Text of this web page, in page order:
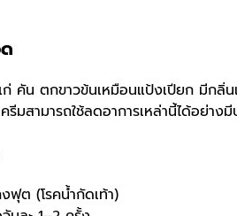
คัน ตกขาวข้นเหมือนแป้งเปียก มีกลิ่น
มสามารถใช้ลดอาการเหล่านี้ได้อย่าง
ฟุต (โรคน้ำกัดเท้า)